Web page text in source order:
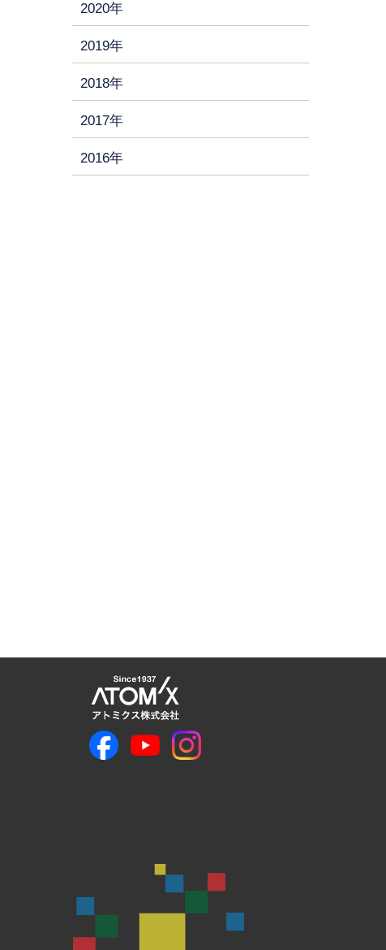
2020年
2019年
2018年
2017年
2016年